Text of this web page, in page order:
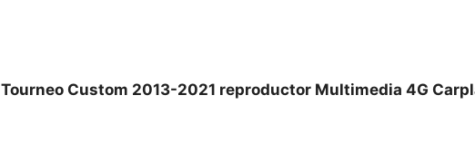
Custom 2013-2021 reproductor Multimedia 4G